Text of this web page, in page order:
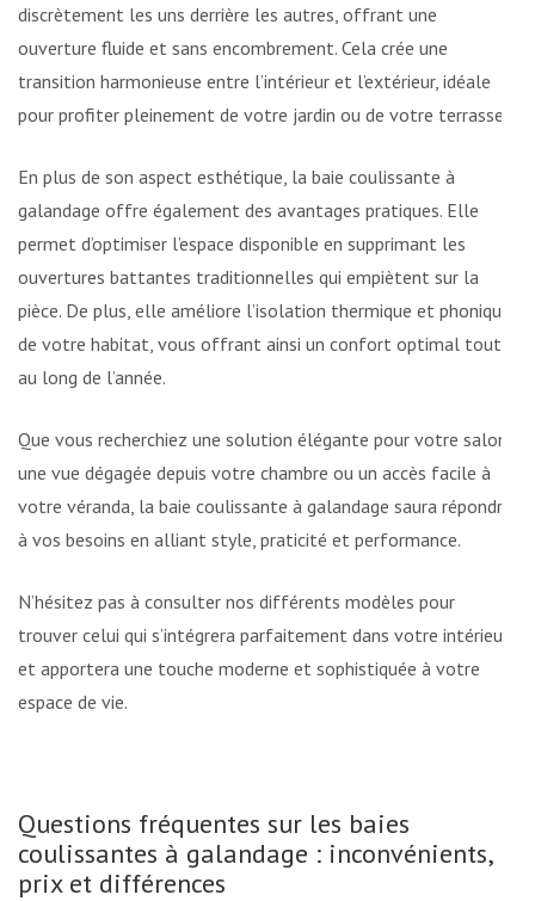
discrètement les uns derrière les autres, offrant une
ouverture fluide et sans encombrement. Cela crée une
transition harmonieuse entre l’intérieur et l’extérieur, idéale
pour profiter pleinement de votre jardin ou de votre terrasse.
En plus de son aspect esthétique, la baie coulissante à
galandage offre également des avantages pratiques. Elle
permet d’optimiser l’espace disponible en supprimant les
ouvertures battantes traditionnelles qui empiètent sur la
pièce. De plus, elle améliore l’isolation thermique et phonique
de votre habitat, vous offrant ainsi un confort optimal tout
au long de l’année.
Que vous recherchiez une solution élégante pour votre salon,
une vue dégagée depuis votre chambre ou un accès facile à
votre véranda, la baie coulissante à galandage saura répondre
à vos besoins en alliant style, praticité et performance.
N’hésitez pas à consulter nos différents modèles pour
trouver celui qui s’intégrera parfaitement dans votre intérieur
et apportera une touche moderne et sophistiquée à votre
espace de vie.
Questions fréquentes sur les baies
coulissantes à galandage : inconvénients,
prix et différences